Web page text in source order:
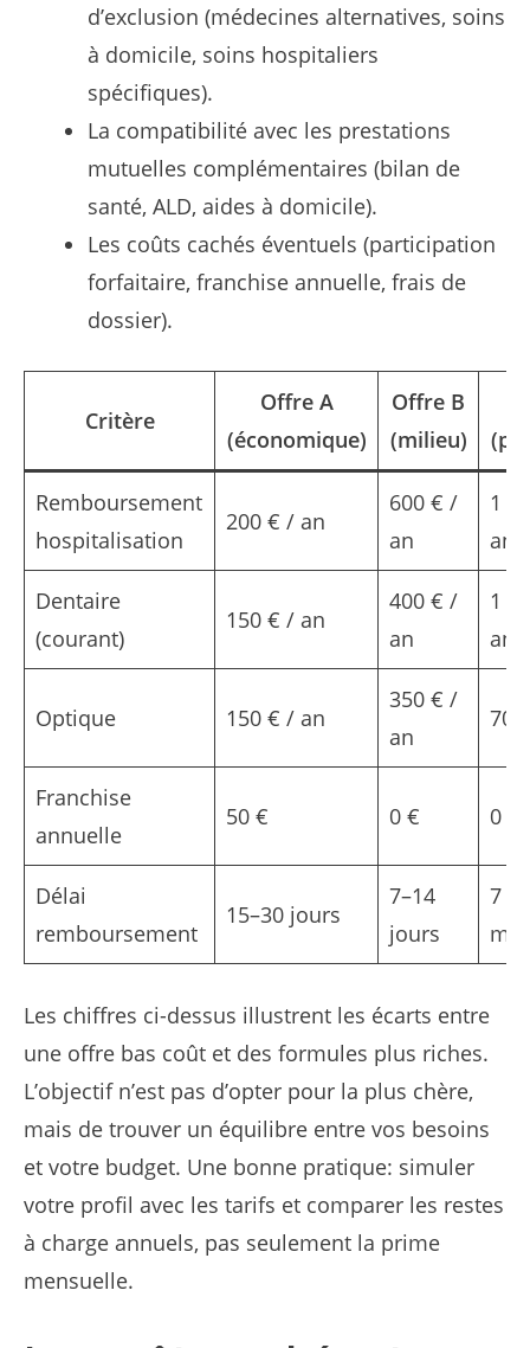
d’exclusion (médecines alternatives, soins
à domicile, soins hospitaliers
spécifiques).
La compatibilité avec les prestations
mutuelles complémentaires (bilan de
santé, ALD, aides à domicile).
Les coûts cachés éventuels (participation
forfaitaire, franchise annuelle, frais de
dossier).
Critère
Offre A
(économique)
Offre B
(milieu)
Remboursement
hospitalisation
200 € / an
600 € /
an
1
an
Dentaire
(courant)
150 € / an
400 € /
an
1
an
Optique 150 € / an
350 € /
an
Franchise
annuelle
50 € 0 € 0 €
Délai
remboursement
15–30 jours
7–14
jours
7
Les chiffres ci-dessus illustrent les écarts entre
une offre bas coût et des formules plus riches.
L’objectif n’est pas d’opter pour la plus chère,
mais de trouver un équilibre entre vos besoins
et votre budget. Une bonne pratique: simuler
votre profil avec les tarifs et comparer les restes
à charge annuels, pas seulement la prime
mensuelle.